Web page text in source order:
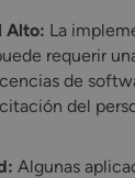
Alto: La
requerir
de
del
Algunas